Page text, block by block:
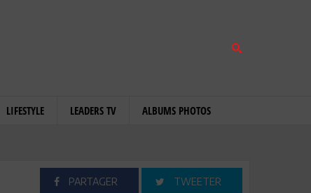
LIFESTYLE LEADERS TV ALBUMS PHOTOS
PARTAGER TWEETER